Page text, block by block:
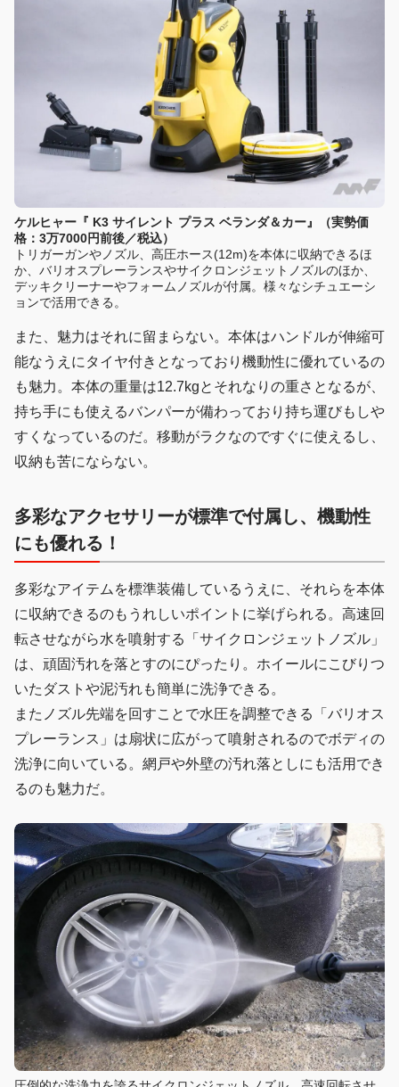
ケルヒャー『 K3 サイレント プラス ベランダ＆カー』（実勢価
格：3万7000円前後／税込）
トリガーガンやノズル、高圧ホース(12m)を本体に収納できるほ
か、バリオスプレーランスやサイクロンジェットノズルのほか、
デッキクリーナーやフォームノズルが付属。様々なシチュエーシ
ョンで活用できる。
また、魅力はそれに留まらない。本体はハンドルが伸縮可
能なうえにタイヤ付きとなっており機動性に優れているの
も魅力。本体の重量は12.7kgとそれなりの重さとなるが、
持ち手にも使えるバンパーが備わっており持ち運びもしや
すくなっているのだ。移動がラクなのですぐに使えるし、
収納も苦にならない。
多彩なアクセサリーが標準で付属し、機動性
にも優れる！
多彩なアイテムを標準装備しているうえに、それらを本体
に収納できるのもうれしいポイントに挙げられる。高速回
転させながら水を噴射する「サイクロンジェットノズル」
は、頑固汚れを落とすのにぴったり。ホイールにこびりつ
いたダストや泥汚れも簡単に洗浄できる。
またノズル先端を回すことで水圧を調整できる「バリオス
プレーランス」は扇状に広がって噴射されるのでボディの
洗浄に向いている。網戸や外壁の汚れ落としにも活用でき
るのも魅力だ。